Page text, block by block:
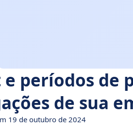
e períodos de
de sua
19 de outubro de 2024